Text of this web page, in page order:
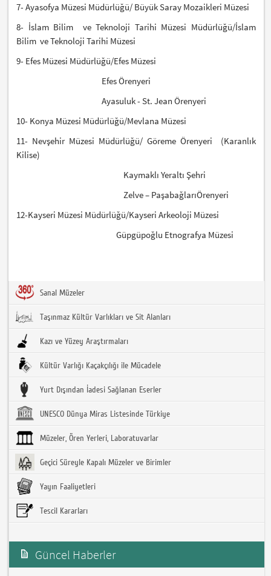
7- Ayasofya Müzesi Müdürlüğü/ Büyük Saray Mozaikleri Müzesi
8- İslam Bilim
ve Teknoloji Tarihi Müzesi Müdürlüğü/İslam
Bilim ve Teknoloji Tarihi Müzesi
9- Efes Müzesi Müdürlüğü/Efes Müzesi
Efes Örenyeri
Ayasuluk - St. Jean Örenyeri
10- Konya Müzesi Müdürlüğü/Mevlana Müzesi
11- Nevşehir Müzesi Müdürlüğü/ Göreme Örenyeri
(Karanlık
Kilise)
Kaymaklı Yeraltı Şehri
Zelve – PaşabağlarıÖrenyeri
12-Kayseri Müzesi Müdürlüğü/Kayseri Arkeoloji Müzesi
Güpgüpoğlu Etnografya Müzesi
Sanal Müzeler
Taşınmaz Kültür Varlıkları ve Sit Alanları
Kazı ve Yüzey Araştırmaları
Kültür Varlığı Kaçakçılığı ile Mücadele
Yurt Dışından İadesi Sağlanan Eserler
UNESCO Dünya Miras Listesinde Türkiye
Müzeler, Ören Yerleri, Laboratuvarlar
Geçici Süreyle Kapalı Müzeler ve Birimler
Yayın Faaliyetleri
Tescil Kararları
Güncel Haberler